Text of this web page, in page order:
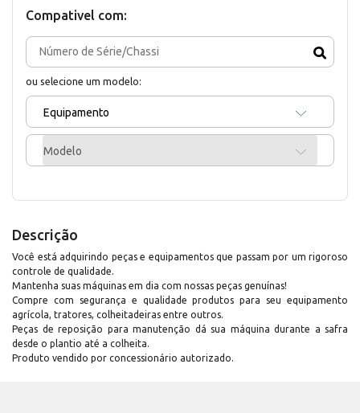
Compativel com:
ou selecione um modelo:
Equipamento
Modelo
Descrição
Você está adquirindo peças e equipamentos que passam por um rigoroso
controle de qualidade.
Mantenha suas máquinas em dia com nossas peças genuínas!
Compre com segurança e qualidade produtos para seu equipamento
agrícola, tratores, colheitadeiras entre outros.
Peças de reposição para manutenção dá sua máquina durante a safra
desde o plantio até a colheita.
Produto vendido por concessionário autorizado.